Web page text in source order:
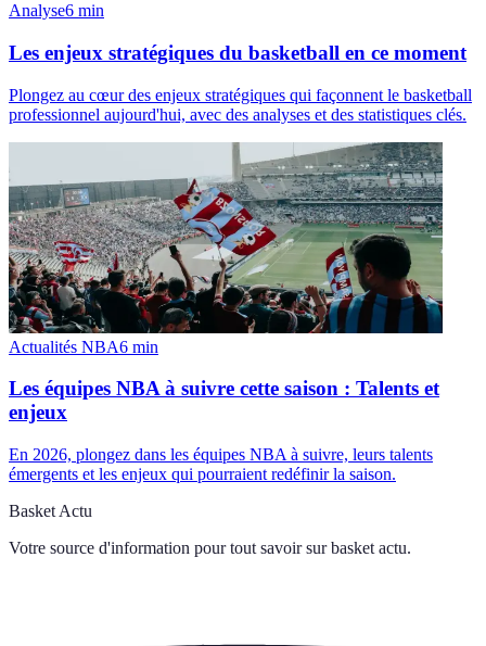
Analyse6 min
Les enjeux stratégiques du basketball en ce moment
Plongez au cœur des enjeux stratégiques qui façonnent le basketball
professionnel aujourd'hui, avec des analyses et des statistiques clés.
Actualités NBA6 min
Les équipes NBA à suivre cette saison : Talents et
enjeux
En 2026, plongez dans les équipes NBA à suivre, leurs talents
émergents et les enjeux qui pourraient redéfinir la saison.
Basket Actu
Votre source d'information pour tout savoir sur basket actu.